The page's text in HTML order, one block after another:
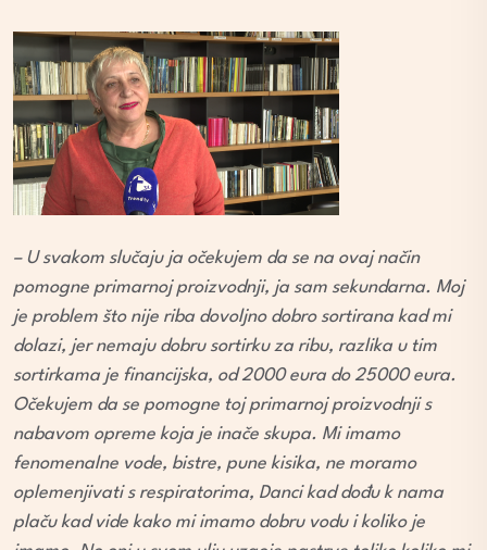
– U svakom slučaju ja očekujem da se na ovaj način
pomogne primarnoj proizvodnji, ja sam sekundarna. Moj
je problem što nije riba dovoljno dobro sortirana kad mi
dolazi, jer nemaju dobru sortirku za ribu, razlika u tim
sortirkama je financijska, od 2000 eura do 25000 eura.
Očekujem da se pomogne toj primarnoj proizvodnji s
nabavom opreme koja je inače skupa. Mi imamo
fenomenalne vode, bistre, pune kisika, ne moramo
oplemenjivati s respiratorima, Danci kad dođu k nama
plaču kad vide kako mi imamo dobru vodu i koliko je